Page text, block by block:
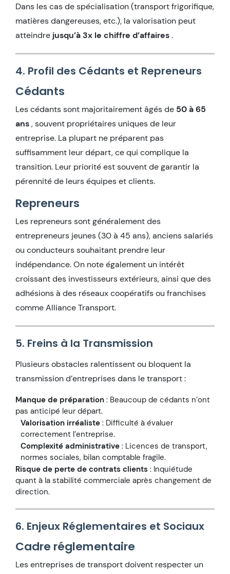
Dans les cas de spécialisation (transport frigorifique,
matières dangereuses, etc.), la valorisation peut
atteindre jusqu’à 3x le chiffre d’affaires.
4. Profil des Cédants et Repreneurs
Cédants
Les cédants sont majoritairement âgés de 50 à 65
ans, souvent propriétaires uniques de leur
entreprise. La plupart ne préparent pas
suffisamment leur départ, ce qui complique la
transition. Leur priorité est souvent de garantir la
pérennité de leurs équipes et clients.
Repreneurs
Les repreneurs sont généralement des
entrepreneurs jeunes (30 à 45 ans), anciens salariés
ou conducteurs souhaitant prendre leur
indépendance. On note également un intérêt
croissant des investisseurs extérieurs, ainsi que des
adhésions à des réseaux coopératifs ou franchises
comme Alliance Transport.
5. Freins à la Transmission
Plusieurs obstacles ralentissent ou bloquent la
transmission d’entreprises dans le transport :
Manque de préparation : Beaucoup de cédants n’ont
pas anticipé leur départ.
Valorisation irréaliste : Difficulté à évaluer
correctement l’entreprise.
Complexité administrative : Licences de transport,
normes sociales, bilan comptable fragile.
Risque de perte de contrats clients : Inquiétude
quant à la stabilité commerciale après changement de
direction.
6. Enjeux Réglementaires et Sociaux
Cadre réglementaire
Les entreprises de transport doivent respecter un